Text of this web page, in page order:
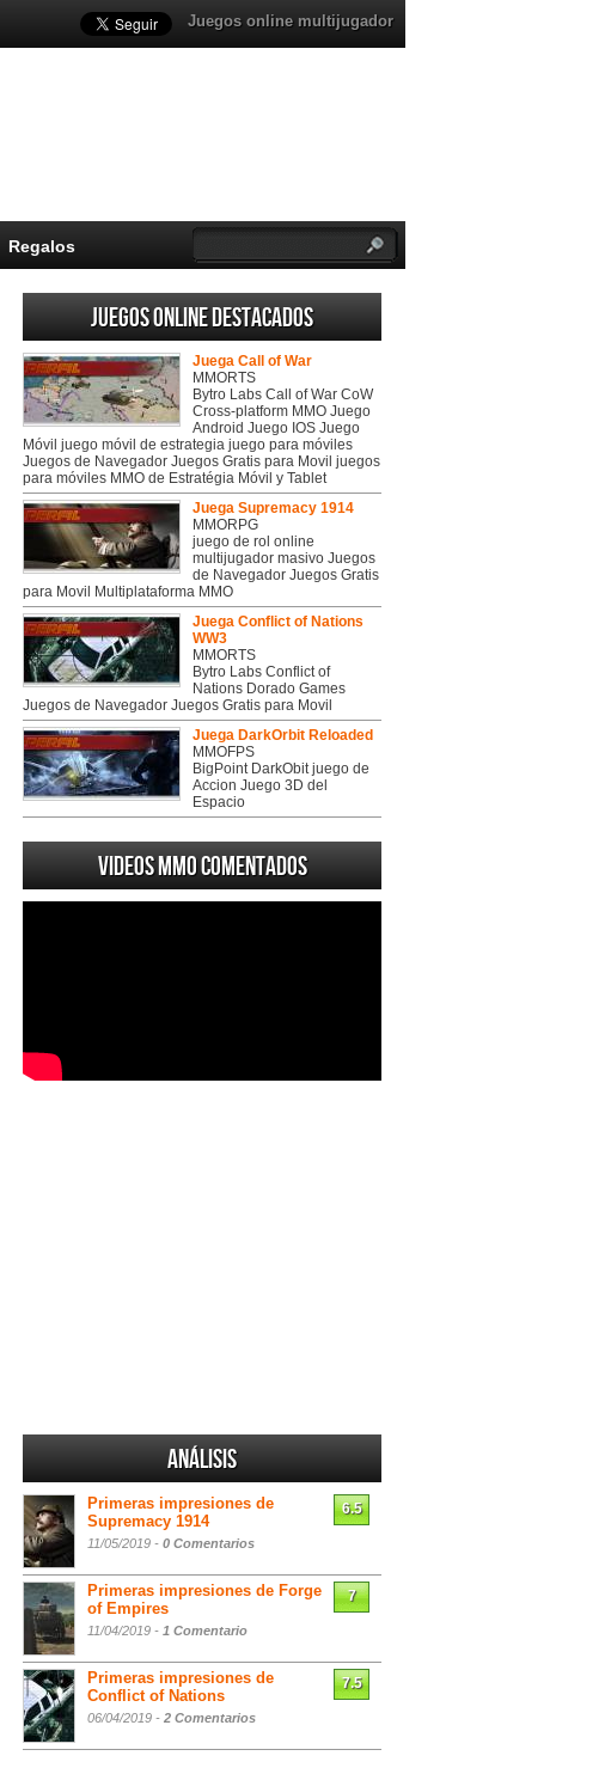
Juegos online multijugador
Regalos
Juegos online destacados
Juega Call of War
MMORTS
Bytro Labs Call of War CoW
Cross-platform MMO Juego
Android Juego IOS Juego
Móvil juego móvil de estrategia juego para móviles
Juegos de Navegador Juegos Gratis para Movil juegos
para móviles MMO de Estratégia Móvil y Tablet
Juega Supremacy 1914
MMORPG
juego de rol online
multijugador masivo Juegos
de Navegador Juegos Gratis
para Movil Multiplataforma MMO
Juega Conflict of Nations
WW3
MMORTS
Bytro Labs Conflict of
Nations Dorado Games
Juegos de Navegador Juegos Gratis para Movil
Juega DarkOrbit Reloaded
MMOFPS
BigPoint DarkObit juego de
Accion Juego 3D del
Espacio
Videos MMO Comentados
Análisis
Primeras impresiones de
Supremacy 1914
11/05/2019 - 0 Comentarios
6.5
Primeras impresiones de Forge
of Empires
11/04/2019 - 1 Comentario
7
Primeras impresiones de
Conflict of Nations
06/04/2019 - 2 Comentarios
7.5